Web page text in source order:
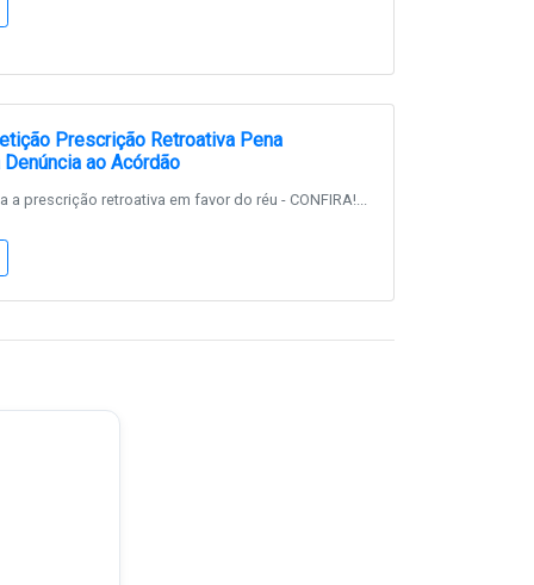
Prescrição Retroativa Pena
ao Acórdão
a prescrição retroativa em favor do réu - CONFIRA!...